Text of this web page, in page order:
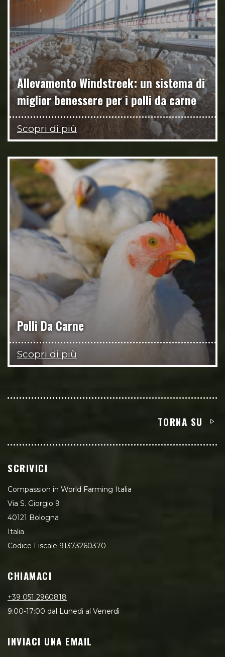
Allevamento Windstreek: un sistema di
miglior benessere per i polli da carne
Scopri di più
Polli Da Carne
Scopri di più
TORNA SU
SCRIVICI
Compassion in World Farming Italia
Via S. Giorgio 9
40121 Bologna
Italia
Codice Fiscale 91373260370
CHIAMACI
+39 051 2960818
9:00-17:00 dal Lunedì al Venerdì
INVIACI UNA EMAIL